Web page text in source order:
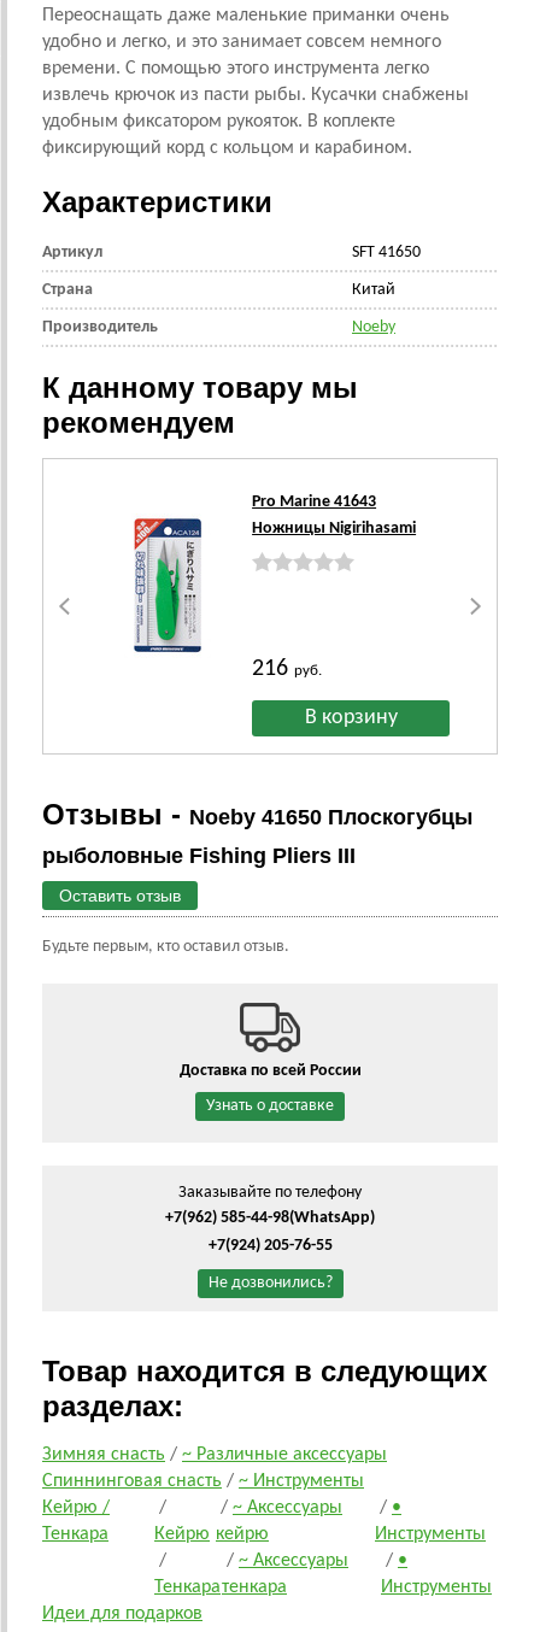
Переоснащать даже маленькие приманки очень
удобно и легко, и это занимает совсем немного
времени. С помощью этого инструмента легко
извлечь крючок из пасти рыбы. Кусачки снабжены
удобным фиксатором рукояток. В коплекте
фиксирующий корд с кольцом и карабином.
Характеристики
Артикул SFT 41650
Страна Китай
Производитель Noeby
К данному товару мы
рекомендуем
Pro Marine 41643
Ножницы Nigirihasami
216руб.
Отзывы - Noeby 41650 Плоскогубцы
рыболовные Fishing Pliers III
Оставить отзыв
Будьте первым, кто оставил отзыв.
Доставка по всей России
Узнать о доставке
Заказывайте по телефону
+7(962) 585-44-98(WhatsApp)
+7(924) 205-76-55
Не дозвонились?
Товар находится в следующих
разделах:
Зимняя снасть / ~ Различные аксессуары
Спиннинговая снасть / ~ Инструменты
Кейрю /
Тенкара
/
Кейрю
/ ~ Аксессуары
кейрю
/ •
Инструменты
/
Тенкара
/ ~ Аксессуары
тенкара
/ •
Инструменты
Идеи для подарков